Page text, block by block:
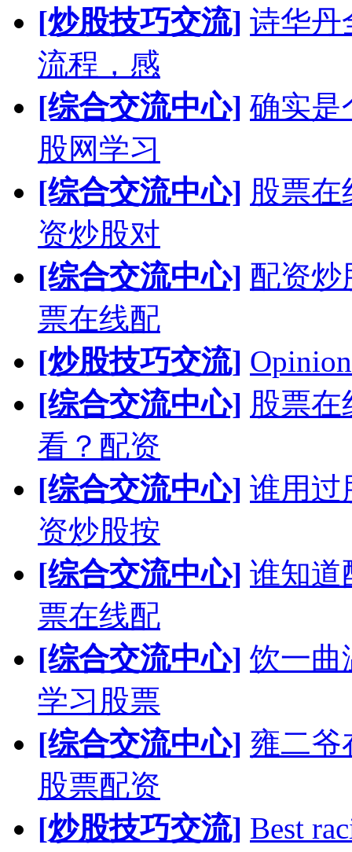
[炒股技巧交流] 诗华丹
流程，感
[综合交流中心] 确实是
股网学习
[综合交流中心] 股票
资炒股对
[综合交流中心] 配资炒
票在线配
[炒股技巧交流]
[综合交流中心] 股票
看？配资
[综合交流中心] 谁用过
资炒股按
[综合交流中心] 谁知道
票在线配
[综合交流中心] 饮一曲
学习股票
[综合交流中心] 雍二爷
股票配资
[炒股技巧交流] Best